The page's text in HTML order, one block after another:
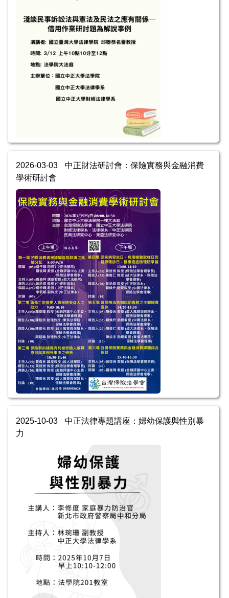
2026-03-03
中正財法研討會：保險實務與金融消費
學術研討會
2025-10-03
中正法律專題講座：婦幼保護與性別暴
力